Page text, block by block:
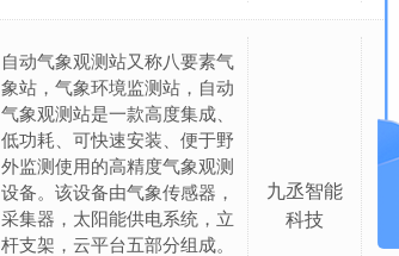
自动气象观测站又称八要素气
象站，气象环境监测站，自动
气象观测站是一款高度集成、
低功耗、可快速安装、便于野
外监测使用的高精度气象观测
设备。该设备由气象传感器，
采集器，太阳能供电系统，立
杆支架，云平台五部分组成。
九丞智能
科技